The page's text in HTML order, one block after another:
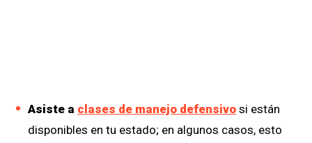
Asiste a clases de manejo defensivo si están
disponibles en tu estado; en algunos casos, esto